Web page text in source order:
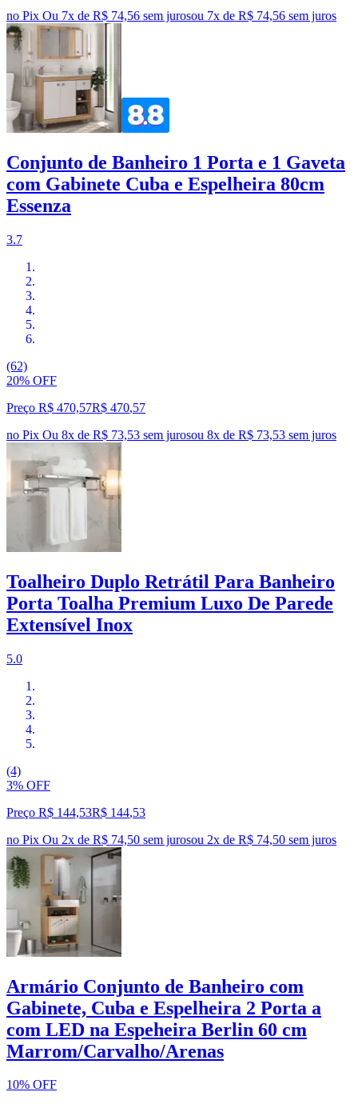
no Pix Ou 7x de R$ 74,56 sem jurosou 7x de R$ 74,56 sem juros
Conjunto de Banheiro 1 Porta e 1 Gaveta
com Gabinete Cuba e Espelheira 80cm
Essenza
3.7
(62)
20% OFF
Preço R$ 470,57R$ 470,57
no Pix Ou 8x de R$ 73,53 sem jurosou 8x de R$ 73,53 sem juros
Toalheiro Duplo Retrátil Para Banheiro
Porta Toalha Premium Luxo De Parede
Extensível Inox
5.0
(4)
3% OFF
Preço R$ 144,53R$ 144,53
no Pix Ou 2x de R$ 74,50 sem jurosou 2x de R$ 74,50 sem juros
Armário Conjunto de Banheiro com
Gabinete, Cuba e Espelheira 2 Porta a
com LED na Espeheira Berlin 60 cm
Marrom/Carvalho/Arenas
10% OFF